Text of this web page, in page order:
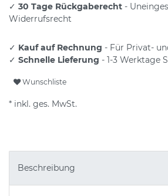
✓ 30 Tage Rückgaberecht -
Widerrufsrecht
✓ Kauf auf Rechnung - Für Privat-
✓ Schnelle Lieferung - 1-3 Werktage
Wunschliste
* inkl. ges. MwSt.
Beschreibung